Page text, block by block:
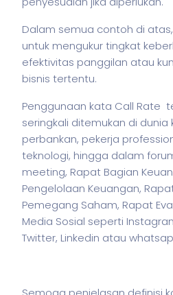
Dalam semua contoh di
untuk mengukur tingkat
efektivitas panggilan atau
bisnis tertentu.
Penggunaan kata Call Rate
seringkali ditemukan di dunia
perbankan, pekerja
teknologi, hingga dalam
meeting, Rapat Bagian
Pengelolaan Keuangan,
Pemegang Saham, Rapat
Media Sosial seperti
Twitter, Linkedin atau